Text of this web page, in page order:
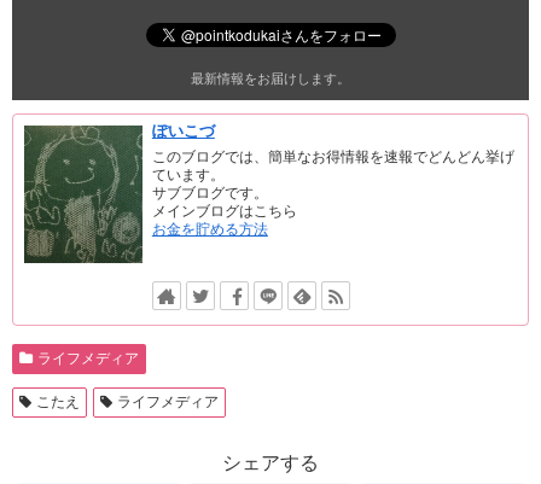
最新情報をお届けします。
ぽいこづ
このブログでは、簡単なお得情報を速報でどんどん挙げ
ています。
サブブログです。
メインブログはこちら
お金を貯める方法
ライフメディア
こたえ ライフメディア
シェアする